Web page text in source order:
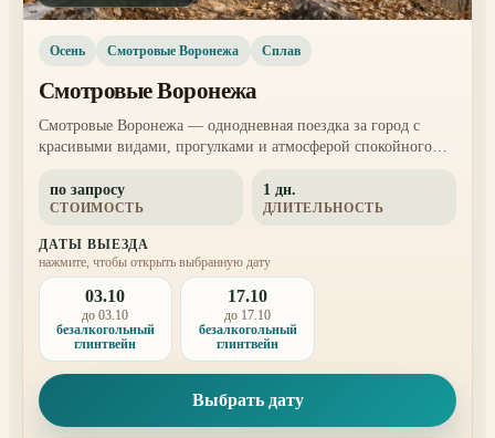
Осень Смотровые Воронежа Сплав
Смотровые Воронежа
Смотровые Воронежа — однодневная поездка за город с
красивыми видами, прогулками и атмосферой спокойного
картинку, подышать воздухом и привезти домой хорошие
фотографии.
по запросу
СТОИМОСТЬ
1 дн.
ДЛИТЕЛЬНОСТЬ
ДАТЫ ВЫЕЗДА
нажмите, чтобы открыть выбранную дату
03.10
до 03.10
безалкогольный
глинтвейн
17.10
до 17.10
безалкогольный
глинтвейн
Выбрать дату